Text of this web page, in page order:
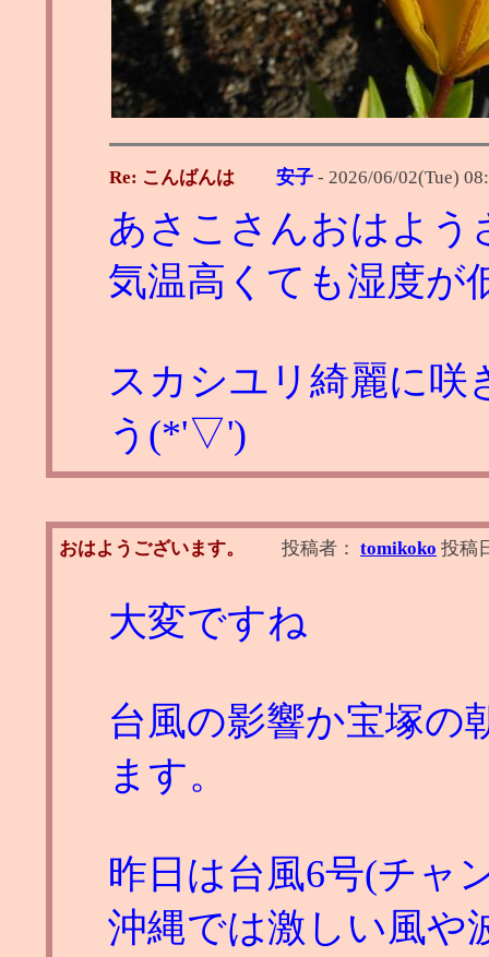
Re: こんばんは 安子 - 2026/06/02(Tue)
あさこさんおはよう
気温高くても湿度が
スカシユリ綺麗に咲
う(*'▽')
おはようございます。 投稿者： tomikoko 投稿
大変ですね
台風の影響か宝塚の
ます。
昨日は台風6号(チャ
沖縄では激しい風や